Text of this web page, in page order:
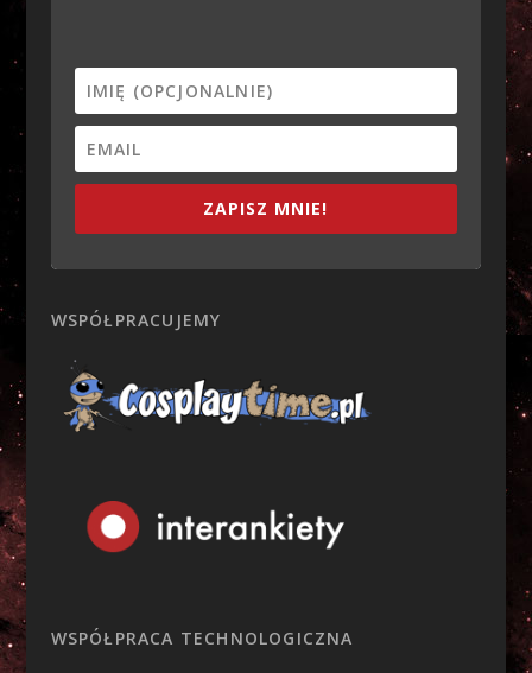
ZAPISZ MNIE!
WSPÓŁPRACUJEMY
WSPÓŁPRACA TECHNOLOGICZNA